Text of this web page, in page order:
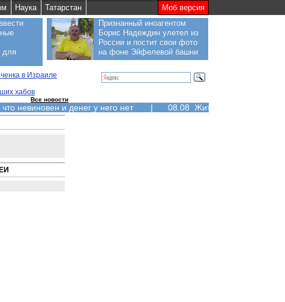
Наука Татарстан
Моб версия
для
Признанный иноагентом
Борис Надеждин улетел из
России и постит свои фото
на фоне Эйфелевой башни
в Израиле
хабов
Все новости
невиновен и денег у него нет | 08.08 Жители Курильских